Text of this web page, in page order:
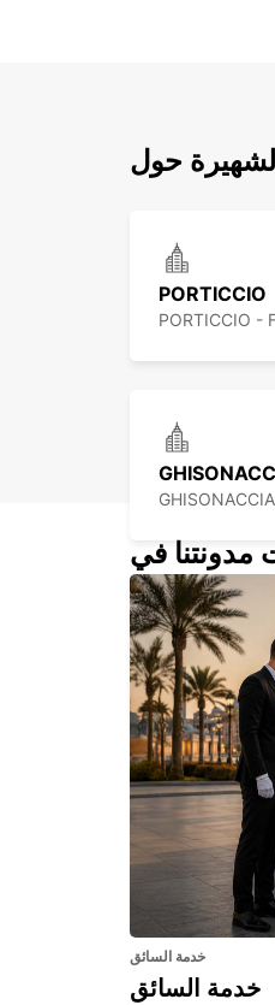
حول
PORTICCIO
PORTICCIO -
BONIFACIO
BONIFACIO -
مدونتنا في
خدمة السائق
خدمة السائق